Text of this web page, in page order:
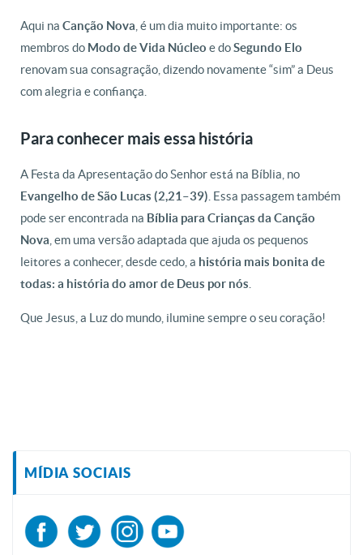
Aqui na Canção Nova , é um dia muito importante: os
membros do Modo de Vida Núcleo e doSegundo Elo
renovam sua consagração, dizendo novamente “sim” a Deus
com alegria e confiança.
Para conhecer mais essa história
A Festa da Apresentação do Senhor está na Bíblia, no
Evangelho de São Lucas (2,21–39) . Essa passagem também
pode ser encontrada na Bíblia para Crianças da Canção
Nova , em uma versão adaptada que ajuda os pequenos
leitores a conhecer, desde cedo, a história mais bonita de
todas: a história do amor de Deus por nós
Que Jesus, a Luz do mundo, ilumine sempre o seu coração!
MÍDIA SOCIAIS